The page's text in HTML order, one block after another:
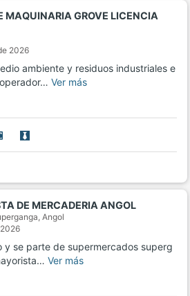
MAQUINARIA GROVE LICENCIA
2026
ambiente y residuos industriales e
Ver más
DE MERCADERIA ANGOL
Angol
y se parte de supermercados superg
Ver más